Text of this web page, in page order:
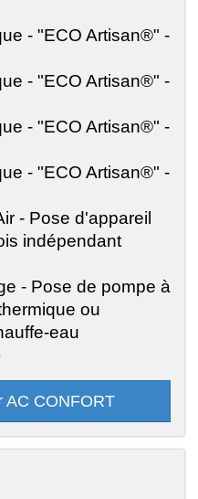
- "ECO Artisan®" -
- "ECO Artisan®" -
- "ECO Artisan®" -
- "ECO Artisan®" -
- Pose d'appareil
indépendant
- Pose de pompe à
ou
eau
AC CONFORT